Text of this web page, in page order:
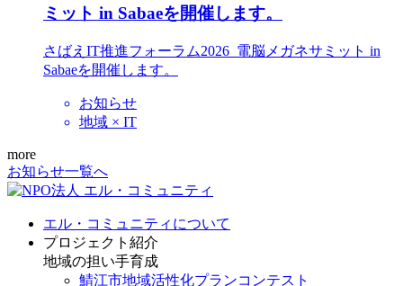
ミット in Sabaeを開催します。
さばえIT推進フォーラム2026_電脳メガネサミット in
Sabaeを開催します。
お知らせ
地域 × IT
more
お知らせ一覧へ
エル・コミュニティについて
プロジェクト紹介
地域の担い手育成
鯖江市地域活性化プランコンテスト